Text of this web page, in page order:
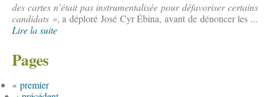
des cartes n’était pas instrumentalisée pour défavoriser certains
candidats », a déploré José Cyr Ébina, avant de dénoncer les ...
Lire la suite
Pages
« premier